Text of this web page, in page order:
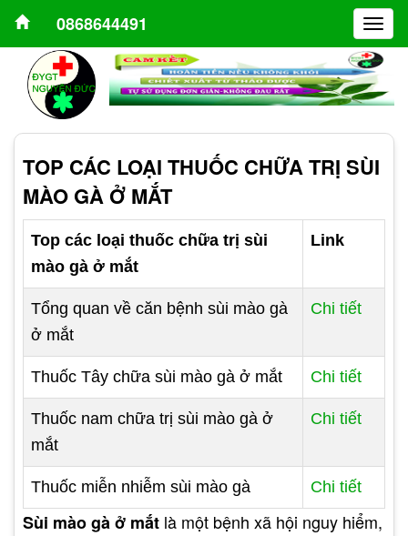
0868644491
TOP CÁC LOẠI THUỐC CHỮA TRỊ SÙI
MÀO GÀ Ở MẮT
Top các loại thuốc chữa trị sùi
mào gà ở mắt
Link
Tổng quan về căn bệnh sùi mào gà
ở mắt
Chi tiết
Thuốc Tây chữa sùi mào gà ở mắt Chi tiết
Thuốc nam chữa trị sùi mào gà ở
mắt
Chi tiết
Thuốc miễn nhiễm sùi mào gà Chi tiết
Sùi mào gà ở mắt là một bệnh xã hội nguy hiểm,